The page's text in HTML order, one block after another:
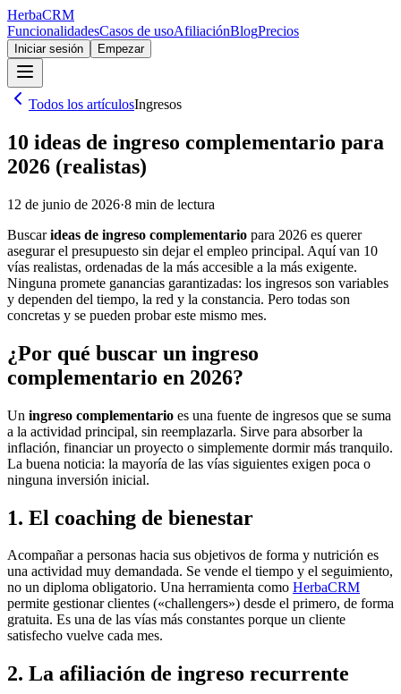
HerbaCRM
FuncionalidadesCasos de usoAfiliaciónBlogPrecios
Iniciar sesión Empezar
Todos los artículosIngresos
10 ideas de ingreso complementario para
2026 (realistas)
12 de junio de 2026·8 min de lectura
Buscarideas de ingreso complementario para 2026 es querer
asegurar el presupuesto sin dejar el empleo principal. Aquí van 10
vías realistas, ordenadas de la más accesible a la más exigente.
Ninguna promete ganancias garantizadas: los ingresos son variables
y dependen del tiempo, la red y la constancia. Pero todas son
concretas y se pueden probar este mismo mes.
¿Por qué buscar un ingreso
complementario en 2026?
Un ingreso complementario es una fuente de ingresos que se suma
a la actividad principal, sin reemplazarla. Sirve para absorber la
inflación, financiar un proyecto o simplemente dormir más tranquilo.
La buena noticia: la mayoría de las vías siguientes exigen poca o
ninguna inversión inicial.
1. El coaching de bienestar
Acompañar a personas hacia sus objetivos de forma y nutrición es
una actividad muy demandada. Se vende el tiempo y el seguimiento,
no un diploma obligatorio. Una herramienta como HerbaCRM
permite gestionar clientes («challengers») desde el primero, de forma
gratuita. Es una de las vías más constantes porque un cliente
satisfecho vuelve cada mes.
2. La afiliación de ingreso recurrente